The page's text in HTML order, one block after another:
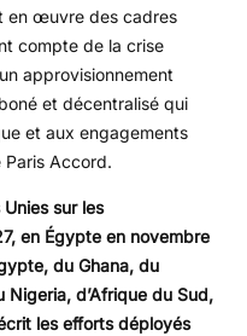
en œuvre des cadres
compte de la crise
approvisionnement
et décentralisé qui
et aux engagements
Paris Accord.
sur les
en Égypte en novembre
du Ghana, du
d’Afrique du Sud,
les efforts déployés